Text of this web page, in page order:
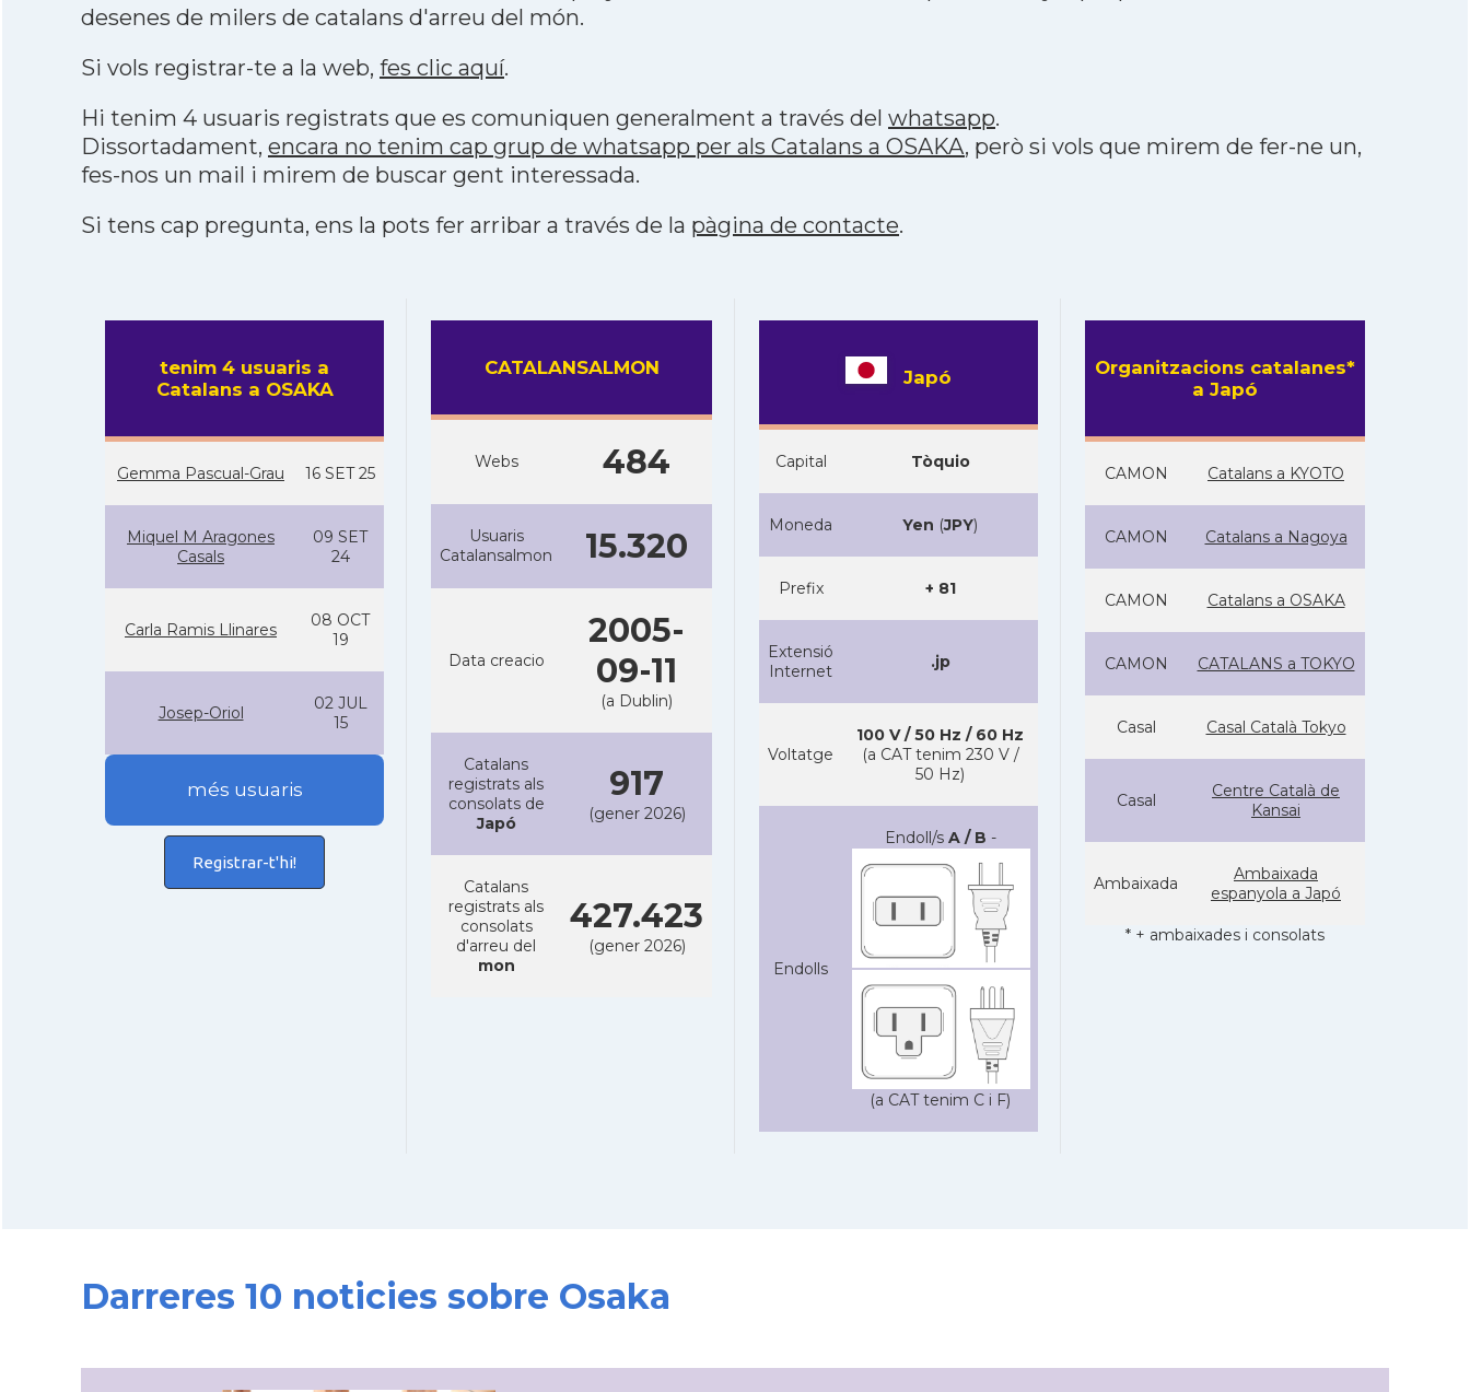
desenes de milers de catalans d'arreu del món.
Si vols registrar-te a la web, fes clic aquí.
Hi tenim 4 usuaris registrats que es comuniquen generalment a través del whatsapp.
Dissortadament, encara no tenim cap grup de whatsapp per als Catalans a OSAKA, però si vols que mirem de fer-ne un,
fes-nos un mail i mirem de buscar gent interessada.
Si tens cap pregunta, ens la pots fer arribar a través de la pàgina de contacte.
tenim 4 usuaris a
Catalans a OSAKA
Gemma Pascual-Grau 16 SET 25
Miquel M Aragones
Casals
09 SET
24
Carla Ramis Llinares
08 OCT
19
Josep-Oriol
02 JUL
15
més usuaris
Registrar-t'hi!
CATALANSALMON
Webs 484
Usuaris
Catalansalmon
15.320
Data creacio
2005-
09-11
(a Dublin)
Catalans
registrats als
consolats de
Japó
917
(gener 2026)
Catalans
registrats als
consolats
d'arreu del
mon
427.423
(gener 2026)
Japó
Capital Tòquio
Moneda Yen (JPY)
Prefix + 81
Extensió
Internet
.jp
Voltatge
100 V / 50 Hz / 60 Hz
(a CAT tenim 230 V /
50 Hz)
Endolls
Endoll/s A / B -
(a CAT tenim C i F)
Organitzacions catalanes*
a Japó
CAMON Catalans a KYOTO
CAMON Catalans a Nagoya
CAMON Catalans a OSAKA
CAMON CATALANS a TOKYO
Casal Casal Català Tokyo
Casal
Centre Català de
Kansai
Ambaixada
Ambaixada
espanyola a Japó
* + ambaixades i consolats
Darreres 10 noticies sobre Osaka